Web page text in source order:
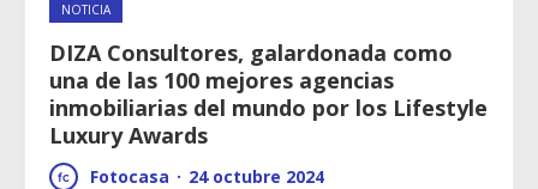
NOTICIA
DIZA Consultores, galardonada como
una de las 100 mejores agencias
inmobiliarias del mundo por los Lifestyle
Luxury Awards
Fotocasa · 24 octubre 2024